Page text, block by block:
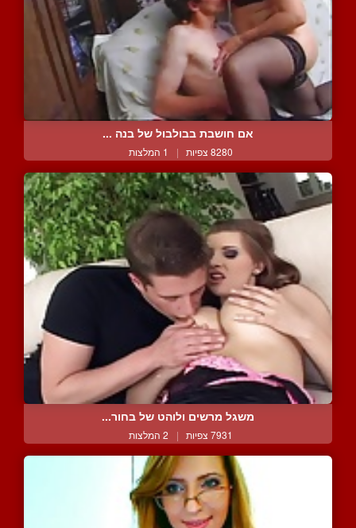
אם חושבת בבולבול של בנה ...
8280 צפיות | 1 המלצות
משגל מרשים ולוהט של בחור...
7931 צפיות | 2 המלצות